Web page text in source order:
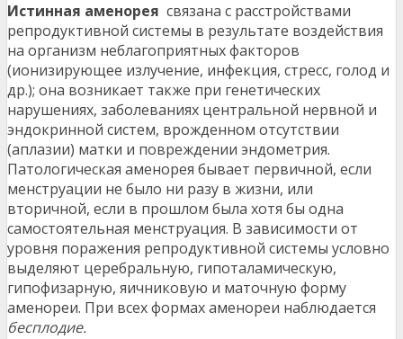
Истинная аменорея связана с расстройствами
репродуктивной системы в результате воздействия
на организм неблагоприятных факторов
(ионизирующее излучение, инфекция, стресс, голод и
др.); она возникает также при генетических
нарушениях, заболеваниях центральной нервной и
эндокринной систем, врожденном отсутствии
(аплазии) матки и повреждении эндометрия.
Патологическая аменорея бывает первичной, если
менструации не было ни разу в жизни, или
вторичной, если в прошлом была хотя бы одна
самостоятельная менструация. В зависимости от
уровня поражения репродуктивной системы условно
выделяют церебральную, гипоталамическую,
гипофизарную, яичниковую и маточную форму
аменореи. При всех формах аменореи наблюдается
бесплодие.